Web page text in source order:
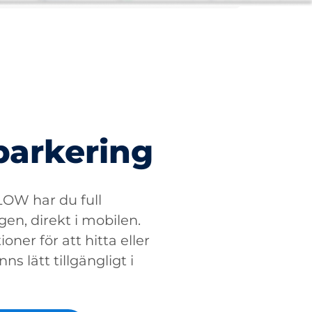
har du full
direkt i mobilen.
för att hitta eller
lätt tillgängligt i